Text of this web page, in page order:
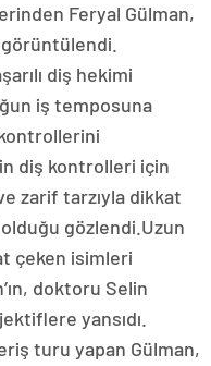
Feryal Gülman,
diş hekimi
iş temposuna
diş kontrolleri için
ve zarif tarzıyla dikkat
gözlendi.Uzun
çeken isimleri
doktoru Selin
yansıdı.
turu yapan Gülman,